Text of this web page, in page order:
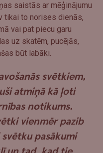
saistās ar mēģinājumu
tikai to norises dienās,
vai pat piecu garu
uz skatēm, pucējās,
būt labāki.
svētkiem,
atmiņā kā ļoti
notikums.
vienmēr pazib
pasākumi